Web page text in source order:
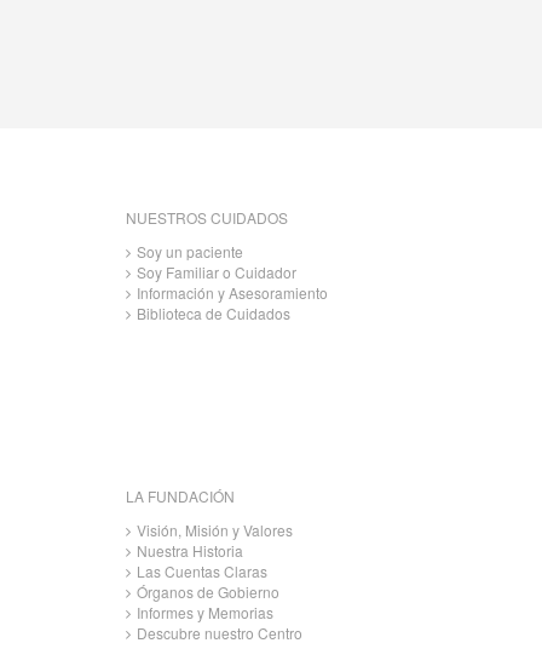
NUESTROS CUIDADOS
Soy un paciente
Soy Familiar o Cuidador
Información y Asesoramiento
Biblioteca de Cuidados
LA FUNDACIÓN
Visión, Misión y Valores
Nuestra Historia
Las Cuentas Claras
Órganos de Gobierno
Informes y Memorias
Descubre nuestro Centro